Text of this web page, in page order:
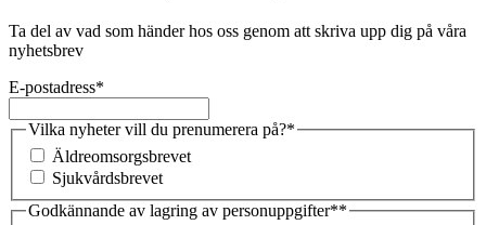
Ta del av vad som händer hos oss genom att skriva upp dig på våra
nyhetsbrev
E-postadress*
Vilka nyheter vill du prenumerera på?*
Äldreomsorgsbrevet
Sjukvårdsbrevet
Godkännande av lagring av personuppgifter**